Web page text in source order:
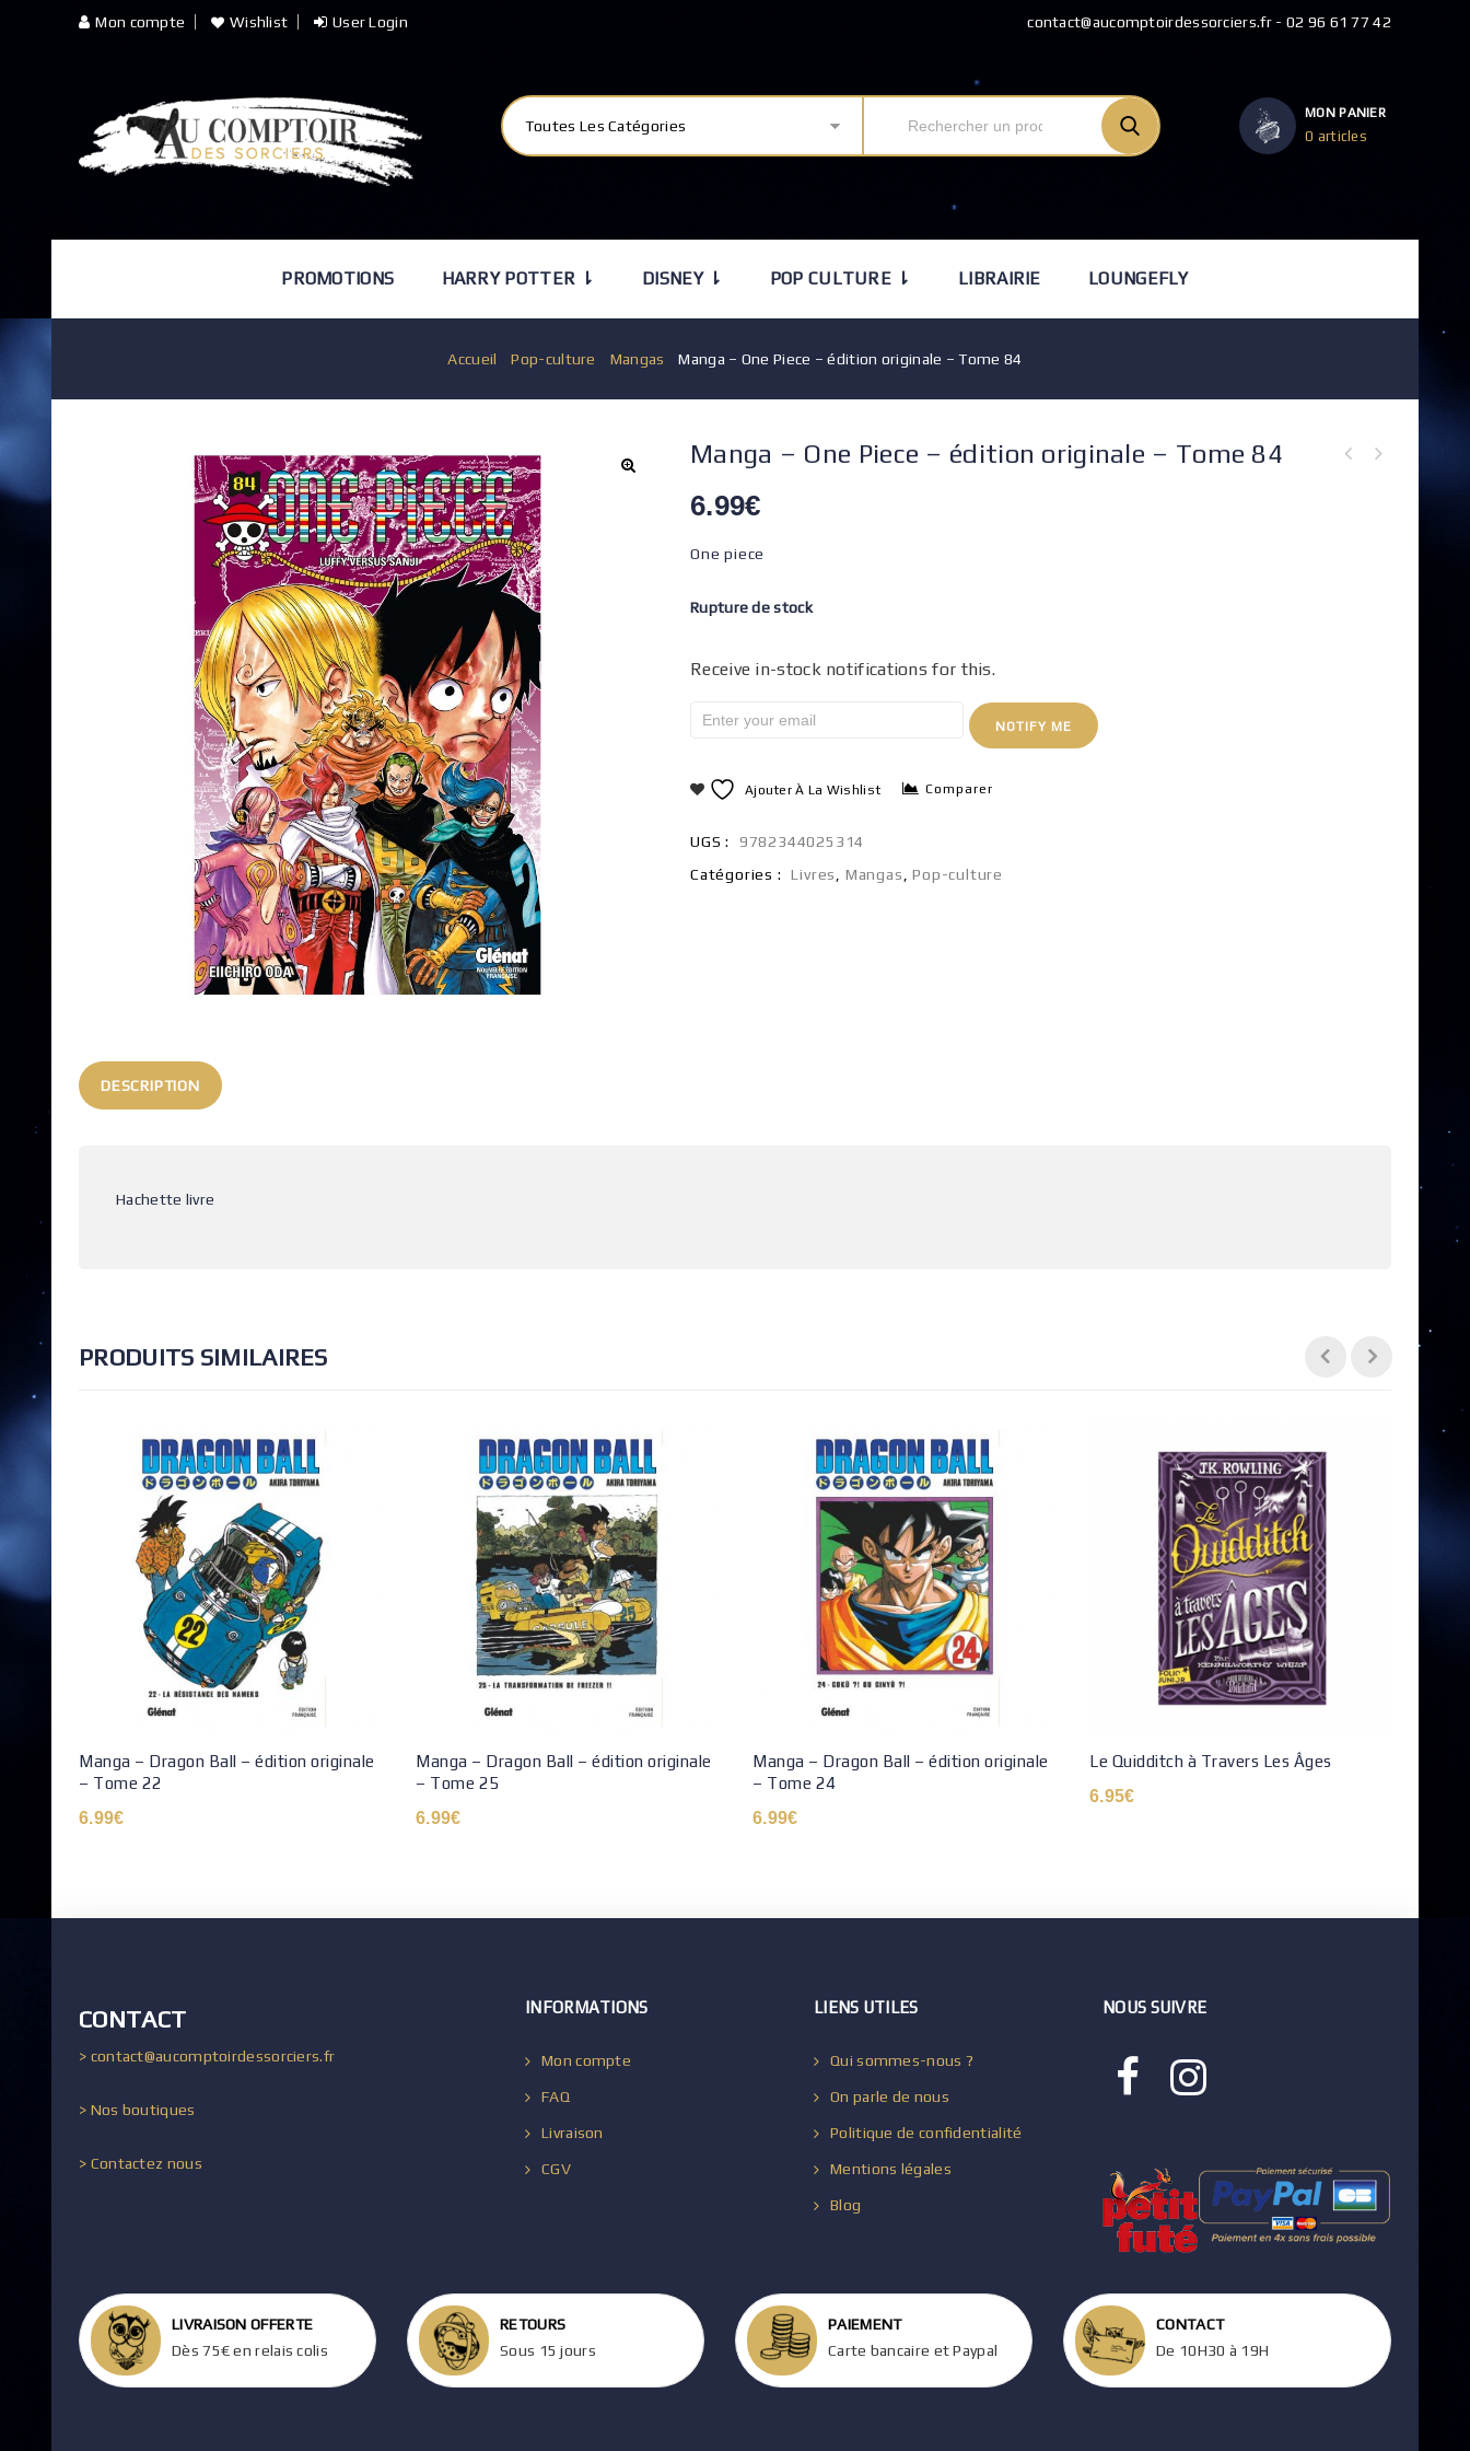
Mon compte Wishlist User Login contact@aucomptoirdessorciers.fr - 02 96 61 77 42
Toutes Les Catégories
MON PANIER
0 articles
PROMOTIONS HARRY POTTER ⇂ DISNEY ⇂ POP CULTURE ⇂ LIBRAIRIE LOUNGEFLY
Accueil /Pop-culture Mangas /Manga – One Piece – édition originale – Tome 84
Manga – One Piece – édition originale – Tome 84
6.99€
One piece
Rupture de stock
Receive in-stock notifications for this.
NOTIFY ME
Ajouter À La Wishlist Comparer
UGS :
9782344025314
Catégories :
Livres Mangas ,Pop-culture
DESCRIPTION
Hachette livre
PRODUITS SIMILAIRES
Manga – Dragon Ball – édition originale
– Tome 22
6.99€
Manga – Dragon Ball – édition originale
– Tome 25
6.99€
Manga – Dragon Ball – édition originale
– Tome 24
6.99€
Le Quidditch à Travers Les Âges
6.95€
CONTACT
> contact@aucomptoirdessorciers.fr
> Nos boutiques
> Contactez nous
INFORMATIONS
Mon compte
FAQ
Livraison
CGV
LIENS UTILES
Qui sommes-nous ?
On parle de nous
Politique de confidentialité
Mentions légales
Blog
NOUS SUIVRE
LIVRAISON OFFERTE
Dès 75€ en relais colis
RETOURS
Sous 15 jours
PAIEMENT
Carte bancaire et Paypal
CONTACT
De 10H30 à 19H